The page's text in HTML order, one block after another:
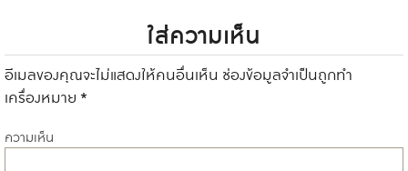
ใส่ความเห็น
อีเมลของคุณจะไม่แสดงให้คนอื่นเห็น ช่องข้อมูลจำเป็นถูกทำ
เครื่องหมาย *
ความเห็น